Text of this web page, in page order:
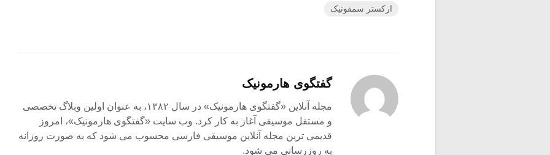
ارکستر سمفونیک
گفتگوی هارمونیک
مجله آنلاین «گفتگوی هارمونیک» در سال ۱۳۸۲، به عنوان اولین وبلاگ تخصصی
و مستقل موسیقی آغاز به کار کرد. وب سایت «گفتگوی هارمونیک»، امروز
قدیمی ترین مجله آنلاین موسیقی فارسی محسوب می شود که به صورت روزانه
به روزرسانی می شود.